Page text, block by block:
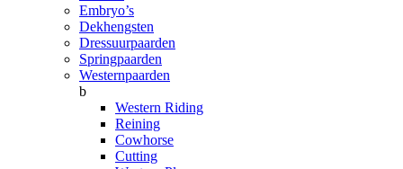
Embryo’s
Dekhengsten
Dressuurpaarden
Springpaarden
Westernpaarden
b
Western Riding
Reining
Cowhorse
Cutting